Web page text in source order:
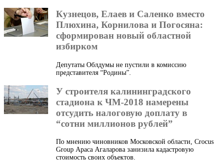
Кузнецов, Елаев и Саленко вместо
Плюхина, Корнилова и Погосяна:
сформирован новый областной
избирком
Депутаты Облдумы не пустили в комиссию
представителя “Родины”.
У строителя калининградского
стадиона к ЧМ-2018 намерены
отсудить налоговую доплату в
“сотни миллионов рублей”
По мнению чиновников Московской области, Crocus
Group Араса Агаларова занизила кадастровую
стоимость своих объектов.